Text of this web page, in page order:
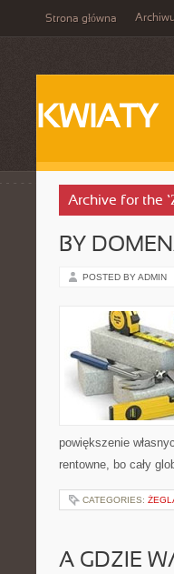
Strona główna
KWIATY
Archive for the
BY
POSTED BY ADMIN
powiększenie
rentowne, bo cały
CATEGORIES:
A GDZIE